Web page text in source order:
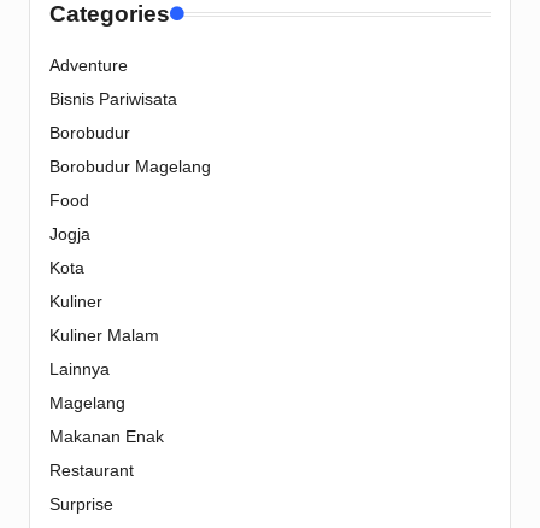
Categories
Adventure
Bisnis Pariwisata
Borobudur
Borobudur Magelang
Food
Jogja
Kota
Kuliner
Kuliner Malam
Lainnya
Magelang
Makanan Enak
Restaurant
Surprise